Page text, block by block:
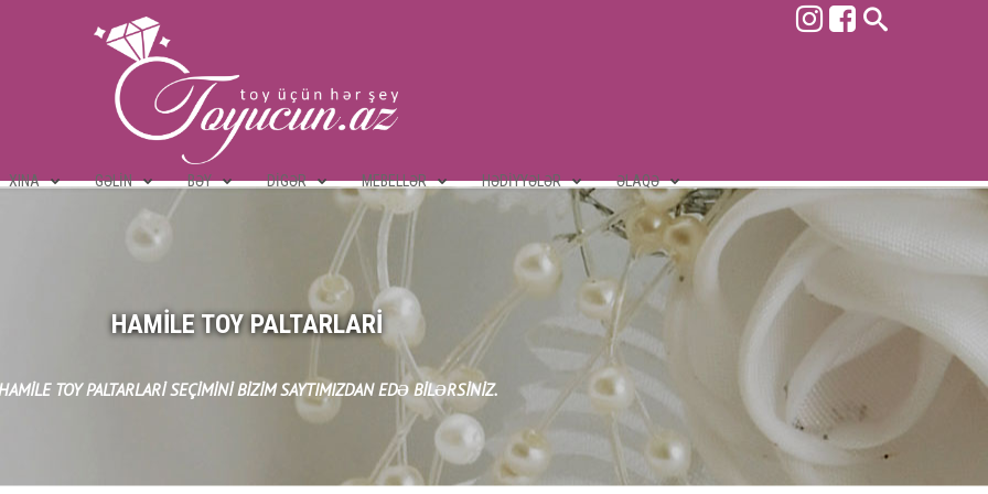
XINA GƏLIN BƏY DIGƏR MEBELLƏR HƏDIYYƏLƏR ƏLAQƏ
HAMILE TOY PALTARLARI
TOY PALTARLARI SEÇIMINI BIZIM SAYTIMIZDAN EDƏ BILƏRSINIZ.